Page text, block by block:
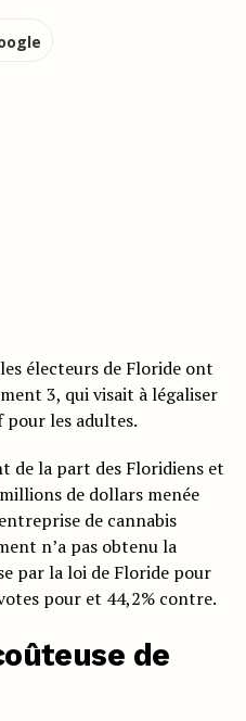
électeurs de Floride ont
3, qui visait à légaliser
pour les adultes.
de la part des Floridiens et
de dollars menée
de cannabis
n’a pas obtenu la
par la loi de Floride pour
pour et 44,2% contre.
de